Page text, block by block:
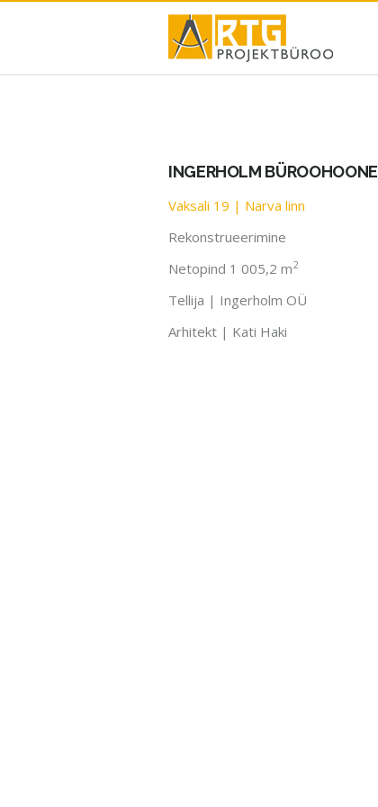
Skip
INGERHOLM BÜROOHOONE
Vaksali 19 | Narva linn
Rekonstrueerimine
Netopind 1 005,2 m2
Tellija | Ingerholm OÜ
Arhitekt | Kati Haki